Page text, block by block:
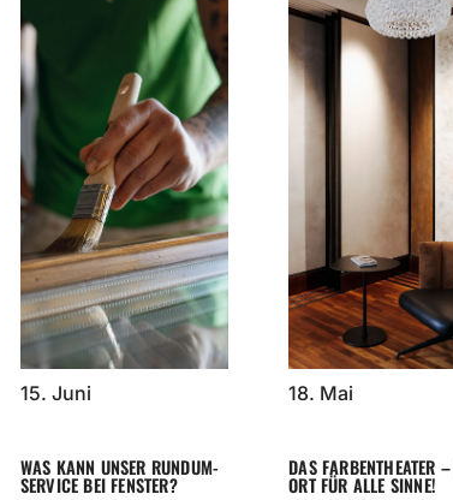
15. Juni
WAS KANN UNSER RUNDUM-
SERVICE BEI FENSTER?
18. Mai
DAS FARBENTHEATER
ORT FÜR ALLE SINNE!